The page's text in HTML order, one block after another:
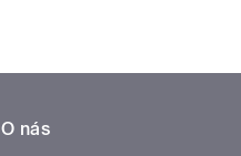
O nás